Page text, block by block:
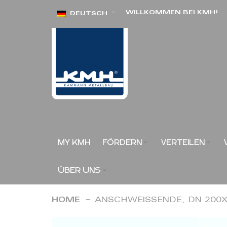
Direkt DEUTSCH WILLKOMMEN BEI KMH!
MY KMH FÖRDERN VERTEILEN
ÜBER UNS
HOME ANSCHWEISSENDE, DN